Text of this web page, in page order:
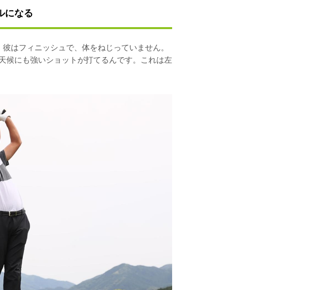
になる
はフィニッシュで、体をねじっていません。
候にも強いショットが打てるんです。これは左